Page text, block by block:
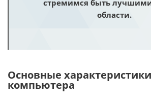
стремимся быть
области.
Основные характеристики
компьютера